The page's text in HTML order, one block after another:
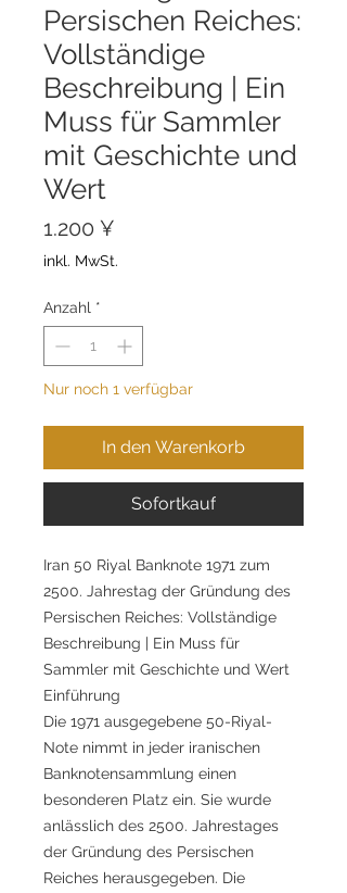
Persischen Reiches:
Vollständige
Beschreibung | Ein
Muss für Sammler
mit Geschichte und
Wert
1.200 ¥
inkl. MwSt.
Anzahl *
Nur noch 1 verfügbar
In den Warenkorb
Sofortkauf
Iran 50 Riyal Banknote 1971 zum
2500. Jahrestag der Gründung des
Persischen Reiches: Vollständige
Beschreibung | Ein Muss für
Sammler mit Geschichte und Wert
Einführung
Die 1971 ausgegebene 50-Riyal-
Note nimmt in jeder iranischen
Banknotensammlung einen
besonderen Platz ein. Sie wurde
anlässlich des 2500. Jahrestages
der Gründung des Persischen
Reiches herausgegeben. Die